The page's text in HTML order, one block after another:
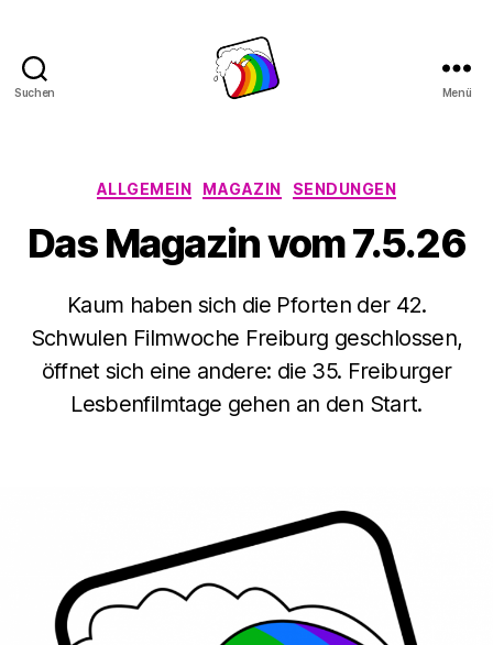
Suchen Menü
Kategorien
ALLGEMEIN MAGAZIN SENDUNGEN
Das Magazin vom 7.5.26
Kaum haben sich die Pforten der 42.
Schwulen Filmwoche Freiburg geschlossen,
öffnet sich eine andere: die 35. Freiburger
Lesbenfilmtage gehen an den Start.